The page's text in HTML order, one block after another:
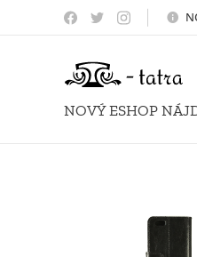
NOVÝ ESHOP